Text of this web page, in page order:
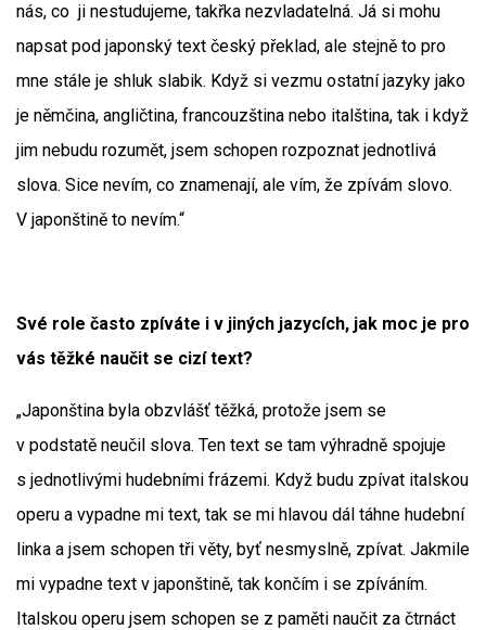
nás, co ji nestudujeme, takřka nezvladatelná. Já si mohu
napsat pod japonský text český překlad, ale stejně to pro
mne stále je shluk slabik. Když si vezmu ostatní jazyky jako
je němčina, angličtina, francouzština nebo italština, tak i když
jim nebudu rozumět, jsem schopen rozpoznat jednotlivá
slova. Sice nevím, co znamenají, ale vím, že zpívám slovo.
V japonštině to nevím.“
Své role často zpíváte i v jiných jazycích, jak moc je pro
vás těžké naučit se cizí text?
„Japonština byla obzvlášť těžká, protože jsem se
v podstatě neučil slova. Ten text se tam výhradně spojuje
s jednotlivými hudebními frázemi. Když budu zpívat italskou
operu a vypadne mi text, tak se mi hlavou dál táhne hudební
linka a jsem schopen tři věty, byť nesmyslně, zpívat. Jakmile
mi vypadne text v japonštině, tak končím i se zpíváním.
Italskou operu jsem schopen se z paměti naučit za čtrnáct